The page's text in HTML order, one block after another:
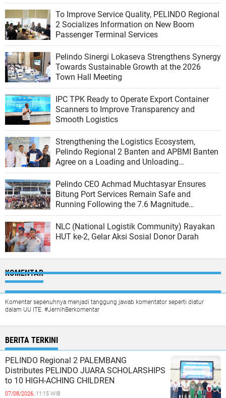
To Improve Service Quality, PELINDO Regional
2 Socializes Information on New Boom
Passenger Terminal Services
Pelindo Sinergi Lokaseva Strengthens Synergy
Towards Sustainable Growth at the 2026
Town Hall Meeting
IPC TPK Ready to Operate Export Container
Scanners to Improve Transparency and
Smooth Logistics
Strengthening the Logistics Ecosystem,
Pelindo Regional 2 Banten and APBMI Banten
Agree on a Loading and Unloading
Cooperation at Ciwandan Port
Pelindo CEO Achmad Muchtasyar Ensures
Bitung Port Services Remain Safe and
Running Following the 7.6 Magnitude
Earthquake
NLC (National Logistik Community) Rayakan
HUT ke-2, Gelar Aksi Sosial Donor Darah
KOMENTAR
Komentar sepenuhnya menjadi tanggung jawab komentator seperti diatur
dalam UU ITE. #JernihBerkomentar
BERITA TERKINI
PELINDO Regional 2 PALEMBANG
Distributes PELINDO JUARA SCHOLARSHIPS
to 10 HIGH-ACHING CHILDREN
07/08/2026, 11:15 WIB